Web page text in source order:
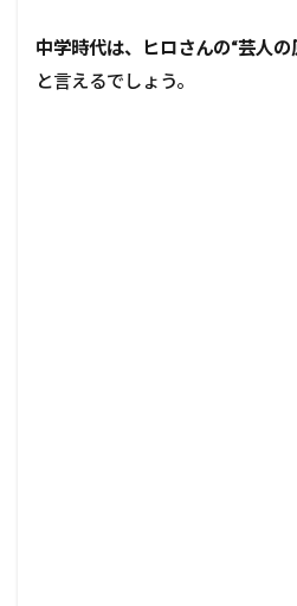
中学時代は、ヒロさんの“芸人
と言えるでしょう。